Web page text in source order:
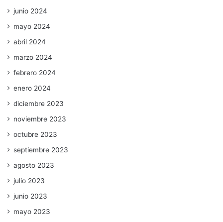
junio 2024
mayo 2024
abril 2024
marzo 2024
febrero 2024
enero 2024
diciembre 2023
noviembre 2023
octubre 2023
septiembre 2023
agosto 2023
julio 2023
junio 2023
mayo 2023